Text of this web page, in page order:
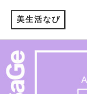
美生活なび